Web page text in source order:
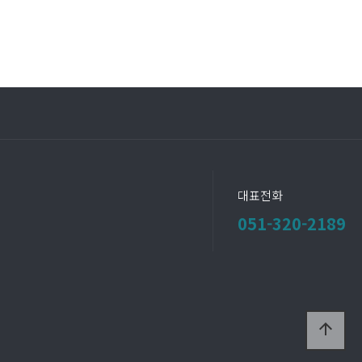
대표전화
051-320-2189
arrow_upward